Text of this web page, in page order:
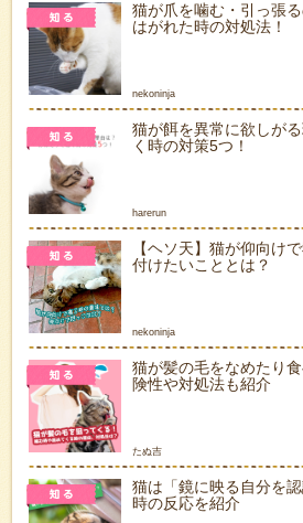
「猫の気持ち
猫が爪を噛む・引っ張
はがれた時の対処法！
nekoninja
猫が餌を異常に欲しが
く時の対策5つ！
harerun
【ヘソ天】猫が仰向け
付けたいこととは？
nekoninja
猫が髪の毛をなめたり
険性や対処法も紹介
たぬ吉
猫は「鏡に映る自分を
時の反応を紹介